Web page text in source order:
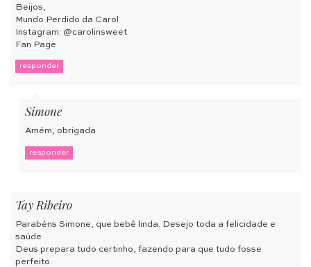
Beijos,
Mundo Perdido da Carol
Instagram: @carolinsweet
Fan Page
responder
Simone
Amém, obrigada
responder
Tay Ribeiro
Parabéns Simone, que bebê linda. Desejo toda a felicidade e
saúde
Deus prepara tudo certinho, fazendo para que tudo fosse
perfeito.